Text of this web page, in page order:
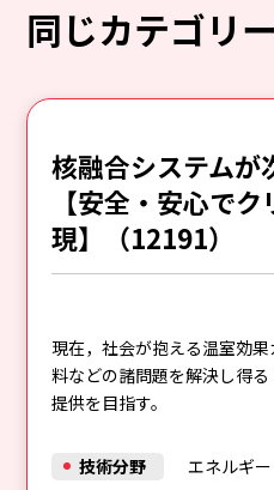
同じカテゴリ
核融合システムが
【安全・安心で
現】（12191）
現在，社会が抱える温室効
料などの諸問題を解決し得
提供を目指す。
技術分野
エネルギー